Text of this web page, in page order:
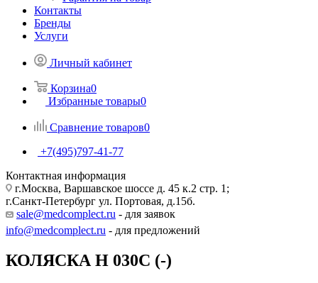
Контакты
Бренды
Услуги
Личный кабинет
Корзина0
Избранные товары0
Сравнение товаров0
+7(495)797-41-77
Контактная информация
г.Москва, Варшавское шоссе д. 45 к.2 стр. 1;
г.Санкт-Петербург ул. Портовая, д.15б.
sale@medcomplect.ru - для заявок
info@medcomplect.ru - для предложений
КОЛЯСКА H 030C (-)